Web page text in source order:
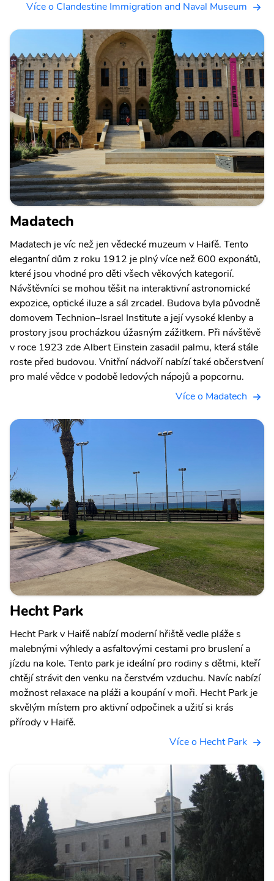
Více o Clandestine Immigration and Naval Museum
Madatech
Madatech je víc než jen vědecké muzeum v Haifě. Tento
elegantní dům z roku 1912 je plný více než 600 exponátů,
které jsou vhodné pro děti všech věkových kategorií.
Návštěvníci se mohou těšit na interaktivní astronomické
expozice, optické iluze a sál zrcadel. Budova byla původně
domovem Technion–Israel Institute a její vysoké klenby a
prostory jsou procházkou úžasným zážitkem. Při návštěvě
v roce 1923 zde Albert Einstein zasadil palmu, která stále
roste před budovou. Vnitřní nádvoří nabízí také občerstvení
pro malé vědce v podobě ledových nápojů a popcornu.
Více o Madatech
Hecht Park
Hecht Park v Haifě nabízí moderní hřiště vedle pláže s
malebnými výhledy a asfaltovými cestami pro bruslení a
jízdu na kole. Tento park je ideální pro rodiny s dětmi, kteří
chtějí strávit den venku na čerstvém vzduchu. Navíc nabízí
možnost relaxace na pláži a koupání v moři. Hecht Park je
skvělým místem pro aktivní odpočinek a užití si krás
přírody v Haifě.
Více o Hecht Park